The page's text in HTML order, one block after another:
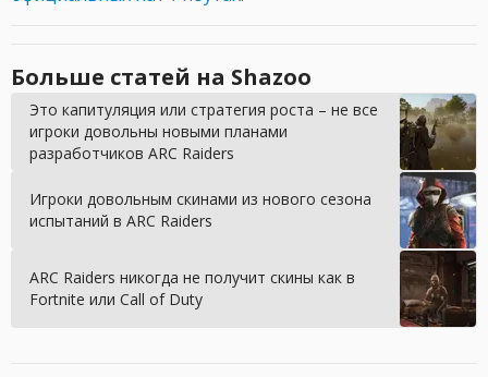
Больше статей на Shazoo
Это капитуляция или стратегия роста – не все
игроки довольны новыми планами
разработчиков ARC Raiders
Игроки довольным скинами из нового сезона
испытаний в ARC Raiders
ARC Raiders никогда не получит скины как в
Fortnite или Call of Duty